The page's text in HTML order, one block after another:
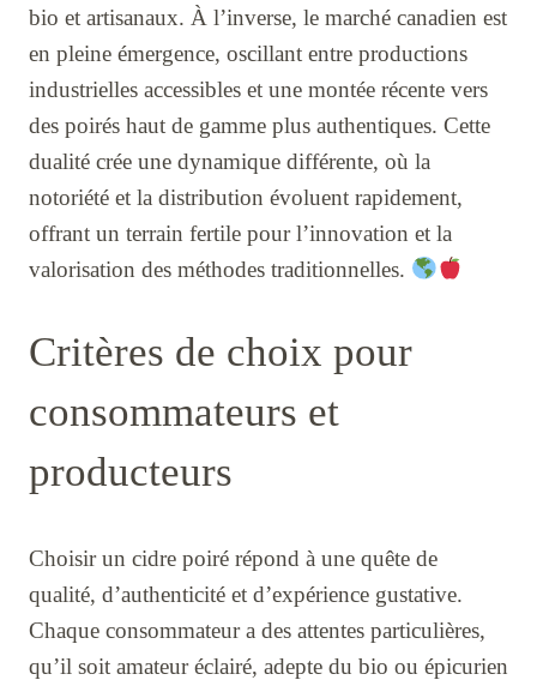
bio et artisanaux. À l’inverse, le marché canadien est
en pleine émergence, oscillant entre productions
industrielles accessibles et une montée récente vers
des poirés haut de gamme plus authentiques. Cette
dualité crée une dynamique différente, où la
notoriété et la distribution évoluent rapidement,
offrant un terrain fertile pour l’innovation et la
valorisation des méthodes traditionnelles.
Critères de choix pour
consommateurs et
producteurs
Choisir un cidre poiré répond à une quête de
qualité, d’authenticité et d’expérience gustative.
Chaque consommateur a des attentes particulières,
qu’il soit amateur éclairé, adepte du bio ou épicurien